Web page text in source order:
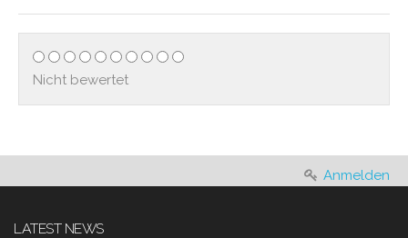
Nicht bewertet
Anmelden
LATEST NEWS